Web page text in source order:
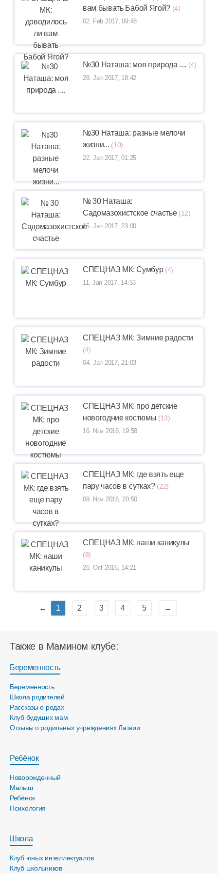
вам бывать Бабой Ягой? (4)
02. Feb 2017, 09:48
№30 Наташа: моя природа .... (4)
28. Jan 2017, 18:42
№30 Наташа: разные мелочи
жизни... (10)
22. Jan 2017, 01:25
№ 30 Наташа:
Садомазохистское счастье (12)
15. Jan 2017, 23:00
СПЕЦНАЗ МК: Сумбур (4)
11. Jan 2017, 14:53
СПЕЦНАЗ МК: Зимние радости
(4)
04. Jan 2017, 21:03
СПЕЦНАЗ МК: про детские
новогодние костюмы (13)
16. Nov 2016, 19:58
СПЕЦНАЗ МК: где взять еще
пару часов в сутках? (22)
09. Nov 2016, 20:50
СПЕЦНАЗ МК: наши каникулы
(8)
26. Oct 2016, 14:21
← 1 2 3 4 5 →
Также в Мамином клубе:
Беременность
Беременность
Школа родителей
Рассказы о родах
Клуб будущих мам
Отзывы о родильных учреждениях Латвии
Ребёнок
Новорожденный
Малыш
Ребёнок
Психология
Школа
Клуб юных интеллектуалов
Клуб школьников